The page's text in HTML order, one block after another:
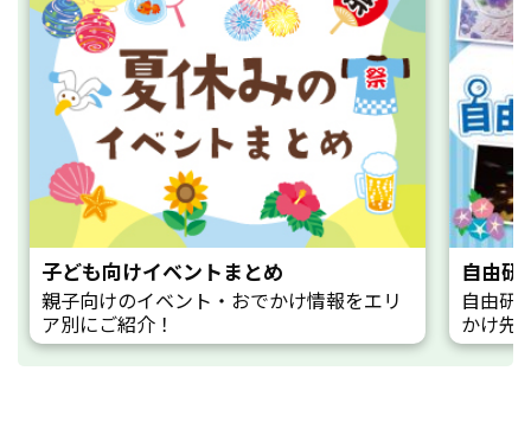
子ども向けイベントまとめ
親子向けのイベント・おでかけ情報をエリ
ア別にご紹介！
自由研
自由研
かけ先